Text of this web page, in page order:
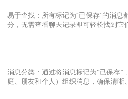
易于查找：所有标记为“已保存”的消息
分，无需查看聊天记录即可轻松找到它
消息分类：通过将消息标记为“已保存”
庭、朋友和个人）组织消息，确保清晰